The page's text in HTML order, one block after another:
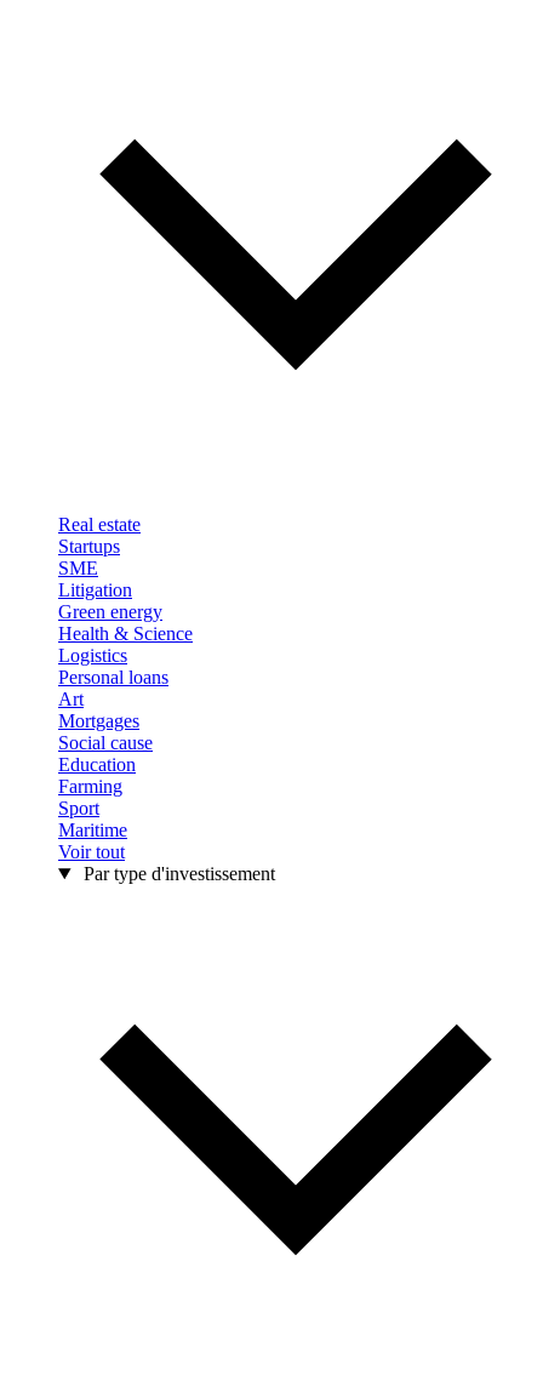
Real estate
Startups
SME
Litigation
Green energy
Health & Science
Logistics
Personal loans
Art
Mortgages
Social cause
Education
Farming
Sport
Maritime
Voir tout
Par type d'investissement